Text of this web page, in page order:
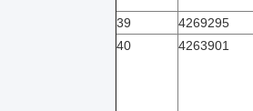
39 4269295
40
4263901